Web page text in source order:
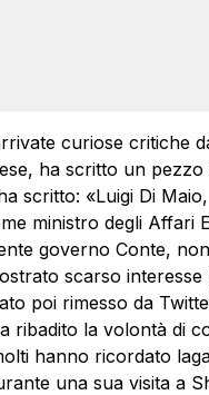
curiose critiche
ha scritto un pezzo
scritto: «Luigi Di
ministro degli Affari
governo Conte,
scarso interesse
poi rimesso da
ribadito la volontà di
hanno ricordato
una sua visita a